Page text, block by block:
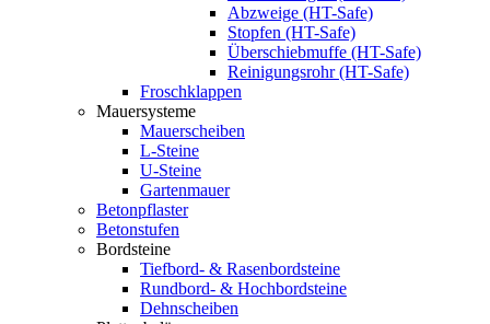
Abzweige (HT-Safe)
Stopfen (HT-Safe)
Überschiebmuffe (HT-Safe)
Reinigungsrohr (HT-Safe)
Froschklappen
Mauersysteme
Mauerscheiben
L-Steine
U-Steine
Gartenmauer
Betonpflaster
Betonstufen
Bordsteine
Tiefbord- & Rasenbordsteine
Rundbord- & Hochbordsteine
Dehnscheiben